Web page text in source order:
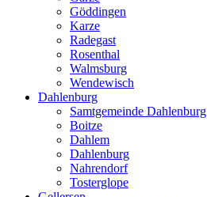
Göddingen
Karze
Radegast
Rosenthal
Walmsburg
Wendewisch
Dahlenburg
Samtgemeinde Dahlenburg
Boitze
Dahlem
Dahlenburg
Nahrendorf
Tosterglope